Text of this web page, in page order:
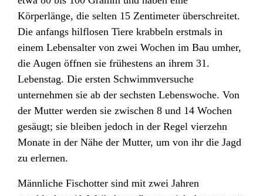
Körperlänge, die selten 15 Zentimeter überschreitet.
Die anfangs hilflosen Tiere krabbeln erstmals in
einem Lebensalter von zwei Wochen im Bau umher,
die Augen öffnen sie frühestens an ihrem 31.
Lebenstag. Die ersten Schwimmversuche
unternehmen sie ab der sechsten Lebenswoche. Von
der Mutter werden sie zwischen 8 und 14 Wochen
gesäugt; sie bleiben jedoch in der Regel vierzehn
Monate in der Nähe der Mutter, um von ihr die Jagd
zu erlernen.
Männliche Fischotter sind mit zwei Jahren